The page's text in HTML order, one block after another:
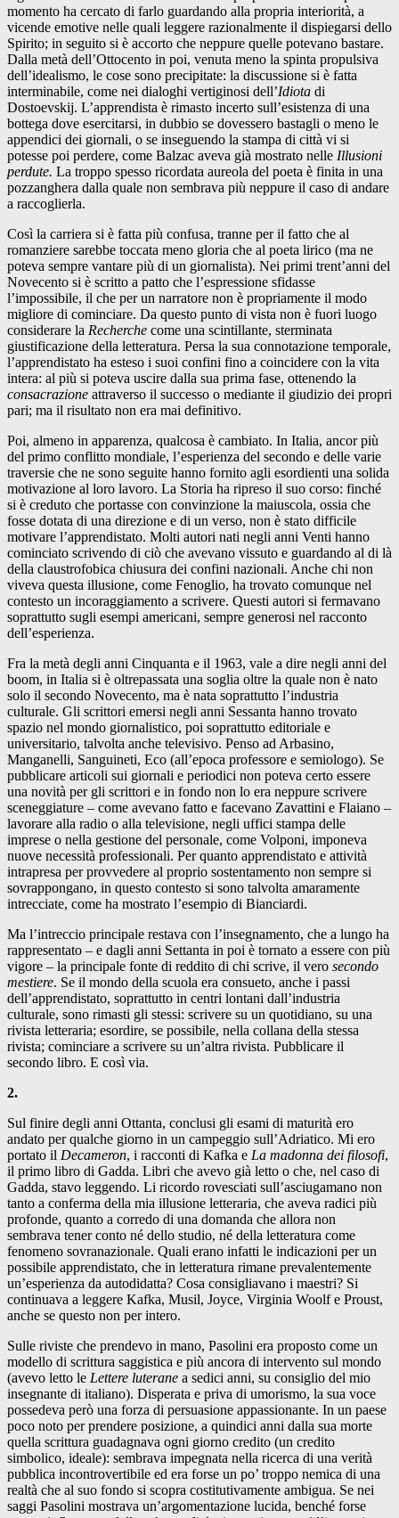
momento ha cercato di farlo guardando alla propria interiorità, a
vicende emotive nelle quali leggere razionalmente il dispiegarsi dello
Spirito; in seguito si è accorto che neppure quelle potevano bastare.
Dalla metà dell’Ottocento in poi, venuta meno la spinta propulsiva
dell’idealismo, le cose sono precipitate: la discussione si è fatta
interminabile, come nei dialoghi vertiginosi dell’Idiota di
Dostoevskij. L’apprendista è rimasto incerto sull’esistenza di una
bottega dove esercitarsi, in dubbio se dovessero bastagli o meno le
appendici dei giornali, o se inseguendo la stampa di città vi si
potesse poi perdere, come Balzac aveva già mostrato nelle Illusioni
perdute. La troppo spesso ricordata aureola del poeta è finita in una
pozzanghera dalla quale non sembrava più neppure il caso di andare
a raccoglierla.
Così la carriera si è fatta più confusa, tranne per il fatto che al
romanziere sarebbe toccata meno gloria che al poeta lirico (ma ne
poteva sempre vantare più di un giornalista). Nei primi trent’anni del
Novecento si è scritto a patto che l’espressione sfidasse
l’impossibile, il che per un narratore non è propriamente il modo
migliore di cominciare. Da questo punto di vista non è fuori luogo
considerare la Recherche come una scintillante, sterminata
giustificazione della letteratura. Persa la sua connotazione temporale,
l’apprendistato ha esteso i suoi confini fino a coincidere con la vita
intera: al più si poteva uscire dalla sua prima fase, ottenendo la
consacrazione attraverso il successo o mediante il giudizio dei propri
pari; ma il risultato non era mai definitivo.
Poi, almeno in apparenza, qualcosa è cambiato. In Italia, ancor più
del primo conflitto mondiale, l’esperienza del secondo e delle varie
traversie che ne sono seguite hanno fornito agli esordienti una solida
motivazione al loro lavoro. La Storia ha ripreso il suo corso: finché
si è creduto che portasse con convinzione la maiuscola, ossia che
fosse dotata di una direzione e di un verso, non è stato difficile
motivare l’apprendistato. Molti autori nati negli anni Venti hanno
cominciato scrivendo di ciò che avevano vissuto e guardando al di là
della claustrofobica chiusura dei confini nazionali. Anche chi non
viveva questa illusione, come Fenoglio, ha trovato comunque nel
contesto un incoraggiamento a scrivere. Questi autori si fermavano
soprattutto sugli esempi americani, sempre generosi nel racconto
dell’esperienza.
Fra la metà degli anni Cinquanta e il 1963, vale a dire negli anni del
boom, in Italia si è oltrepassata una soglia oltre la quale non è nato
solo il secondo Novecento, ma è nata soprattutto l’industria
culturale. Gli scrittori emersi negli anni Sessanta hanno trovato
spazio nel mondo giornalistico, poi soprattutto editoriale e
universitario, talvolta anche televisivo. Penso ad Arbasino,
Manganelli, Sanguineti, Eco (all’epoca professore e semiologo). Se
pubblicare articoli sui giornali e periodici non poteva certo essere
una novità per gli scrittori e in fondo non lo era neppure scrivere
sceneggiature – come avevano fatto e facevano Zavattini e Flaiano –
lavorare alla radio o alla televisione, negli uffici stampa delle
imprese o nella gestione del personale, come Volponi, imponeva
nuove necessità professionali. Per quanto apprendistato e attività
intrapresa per provvedere al proprio sostentamento non sempre si
sovrappongano, in questo contesto si sono talvolta amaramente
intrecciate, come ha mostrato l’esempio di Bianciardi.
Ma l’intreccio principale restava con l’insegnamento, che a lungo ha
rappresentato – e dagli anni Settanta in poi è tornato a essere con più
vigore – la principale fonte di reddito di chi scrive, il vero secondo
mestiere. Se il mondo della scuola era consueto, anche i passi
dell’apprendistato, soprattutto in centri lontani dall’industria
culturale, sono rimasti gli stessi: scrivere su un quotidiano, su una
rivista letteraria; esordire, se possibile, nella collana della stessa
rivista; cominciare a scrivere su un’altra rivista. Pubblicare il
secondo libro. E così via.
2.
Sul finire degli anni Ottanta, conclusi gli esami di maturità ero
andato per qualche giorno in un campeggio sull’Adriatico. Mi ero
portato il Decameron, i racconti di Kafka e La madonna dei filosofi,
il primo libro di Gadda. Libri che avevo già letto o che, nel caso di
Gadda, stavo leggendo. Li ricordo rovesciati sull’asciugamano non
tanto a conferma della mia illusione letteraria, che aveva radici più
profonde, quanto a corredo di una domanda che allora non
sembrava tener conto né dello studio, né della letteratura come
fenomeno sovranazionale. Quali erano infatti le indicazioni per un
possibile apprendistato, che in letteratura rimane prevalentemente
un’esperienza da autodidatta? Cosa consigliavano i maestri? Si
continuava a leggere Kafka, Musil, Joyce, Virginia Woolf e Proust,
anche se questo non per intero.
Sulle riviste che prendevo in mano, Pasolini era proposto come un
modello di scrittura saggistica e più ancora di intervento sul mondo
(avevo letto le Lettere luterane a sedici anni, su consiglio del mio
insegnante di italiano). Disperata e priva di umorismo, la sua voce
possedeva però una forza di persuasione appassionante. In un paese
poco noto per prendere posizione, a quindici anni dalla sua morte
quella scrittura guadagnava ogni giorno credito (un credito
simbolico, ideale): sembrava impegnata nella ricerca di una verità
pubblica incontrovertibile ed era forse un po’ troppo nemica di una
realtà che al suo fondo si scopra costitutivamente ambigua. Se nei
saggi Pasolini mostrava un’argomentazione lucida, benché forse